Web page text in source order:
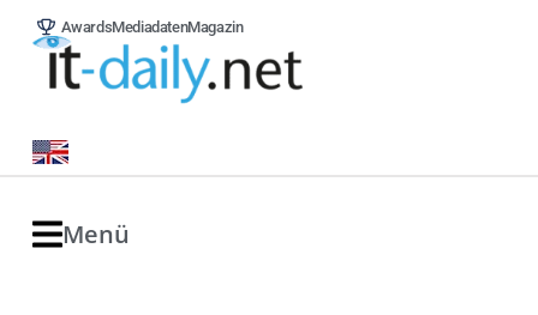
AwardsMediadatenMagazin
Menü